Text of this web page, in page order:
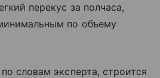
перекус за полчаса,
по объему
словам эксперта, строится